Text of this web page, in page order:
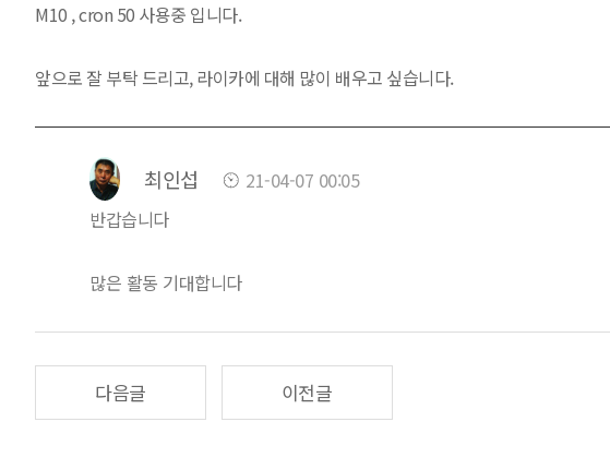
M10 , cron 50 사용중 입니다.
앞으로 잘 부탁 드리고, 라이카에 대해 많이 배우고 싶습니다.
최인섭
21-04-07 00:05
반갑습니다
많은 활동 기대합니다
다음글 이전글